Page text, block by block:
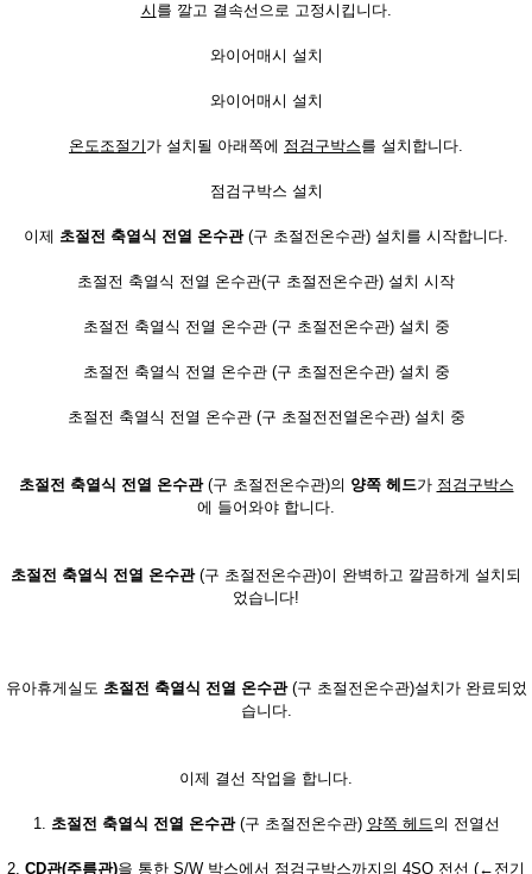
시 를 깔고 결속선으로 고정시킵니다.
와이어매시 설치
와이어매시 설치
온도조절기 가 설치될 아래쪽에 점검구박스를 설치합니다.
점검구박스 설치
이제 초절전 축열식 전열 온수관 (구 초절전온수관) 설치를 시작합니다.
초절전 축열식 전열 온수관(구 초절전온수관) 설치 시작
초절전 축열식 전열 온수관 (구 초절전온수관) 설치 중
초절전 축열식 전열 온수관 (구 초절전온수관) 설치 중
초절전 축열식 전열 온수관 (구 초절전전열온수관) 설치 중
초절전 축열식 전열 온수관(구 초절전온수관)의 양쪽 헤드가 점검구박스
에 들어와야 합니다.
초절전 축열식 전열 온수관(구 초절전온수관)이 완벽하고 깔끔하게 설치되
었습니다!
유아휴게실도 초절전 축열식 전열 온수관 (구 초절전온수관)설치가 완료되었
습니다.
이제 결선 작업을 합니다.
1. 초절전 축열식 전열 온수관(구 초절전온수관) 양쪽 헤드의 전열선
2. CD관(주름관)을 통한 S/W 박스에서 점검구박스까지의 4SQ 전선 (←전기